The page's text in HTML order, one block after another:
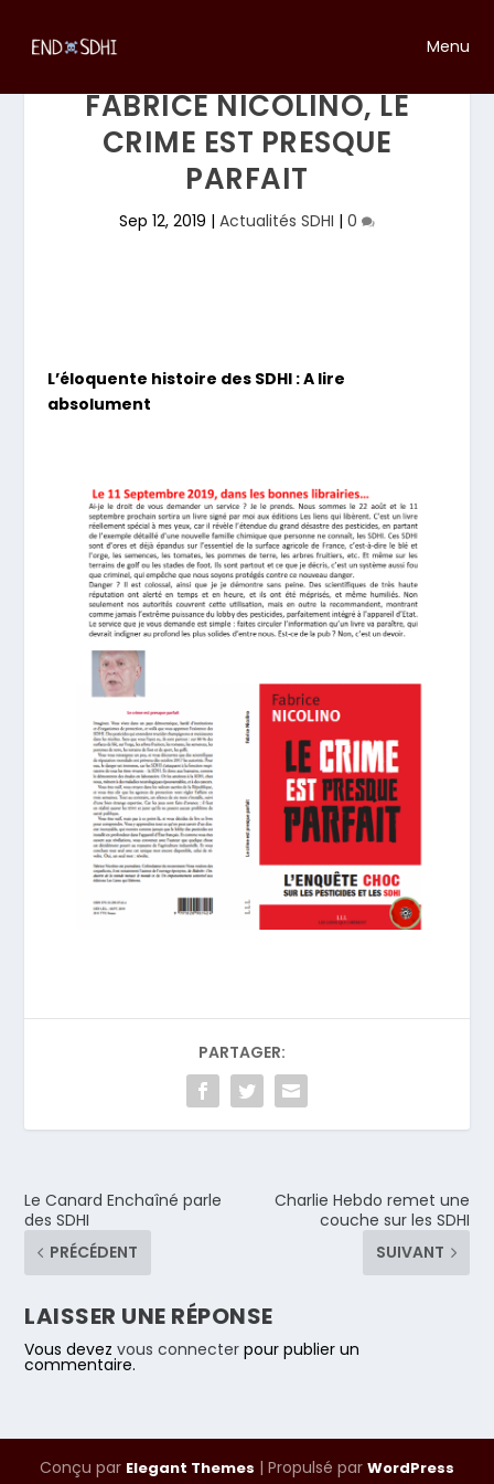
Menu
FABRICE NICOLINO, LE
CRIME EST PRESQUE
PARFAIT
Sep 12, 2019 | Actualités SDHI | 0
L’éloquente histoire des SDHI : A lire
absolument
PARTAGER:
Le Canard Enchaîné parle
des SDHI
PRÉCÉDENT
Charlie Hebdo remet une
couche sur les SDHI
SUIVANT
LAISSER UNE RÉPONSE
Vous devezvous connecter pour publier un
commentaire.
Conçu par Elegant Themes | Propulsé par WordPress